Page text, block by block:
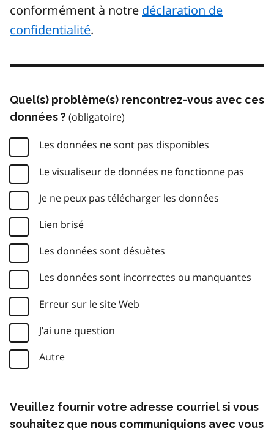
conformément à notre déclaration de
confidentialité.
Quel(s) problème(s) rencontrez-vous avec ces
données ?
Les données ne sont pas disponibles
Le visualiseur de données ne fonctionne pas
Je ne peux pas télécharger les données
Lien brisé
Les données sont désuètes
Les données sont incorrectes ou manquantes
Erreur sur le site Web
J’ai une question
Autre
Veuillez fournir votre adresse courriel si vous
souhaitez que nous communiquions avec vous